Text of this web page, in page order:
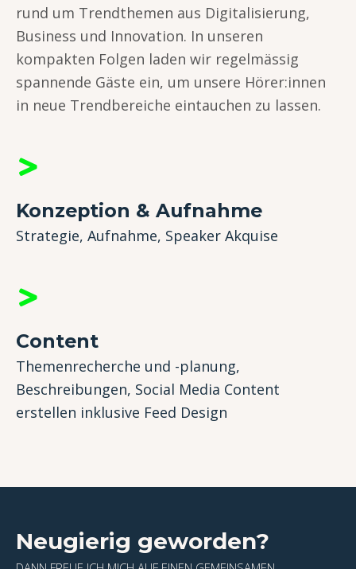
rund um Trendthemen aus Digitalisierung,
Business und Innovation. In unseren
kompakten Folgen laden wir regelmässig
spannende Gäste ein, um unsere Hörer:innen
in neue Trendbereiche eintauchen zu lassen.
Konzeption & Aufnahme
Strategie, Aufnahme, Speaker Akquise ​
Content
Themenrecherche und -planung,
Beschreibungen, Social Media Content
erstellen inklusive Feed Design​
Neugierig geworden?